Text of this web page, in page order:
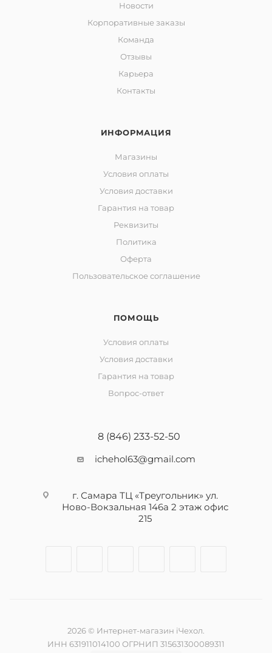
Новости
Корпоративные заказы
Команда
Отзывы
Карьера
Контакты
ИНФОРМАЦИЯ
Магазины
Условия оплаты
Условия доставки
Гарантия на товар
Реквизиты
Политика
Оферта
Пользовательское соглашение
ПОМОЩЬ
Условия оплаты
Условия доставки
Гарантия на товар
Вопрос-ответ
8 (846) 233-52-50
ichehol63@gmail.com
г. Самара ТЦ «Треугольник» ул.
Ново-Вокзальная 146а 2 этаж офис
215
2026 © Интернет-магазин iЧехол.
ИНН 631911014100 ОГРНИП 315631300089311